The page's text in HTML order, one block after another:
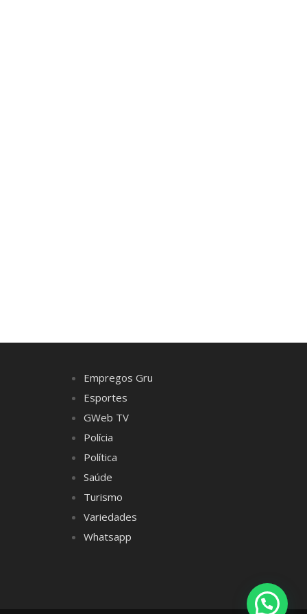
Empregos Gru
Esportes
GWeb TV
Polícia
Política
Saúde
Turismo
Variedades
Whatsapp